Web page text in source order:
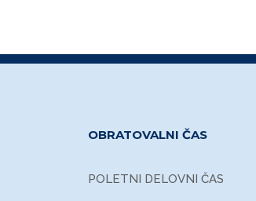
OBRATOVALNI ČAS
POLETNI DELOVNI ČAS